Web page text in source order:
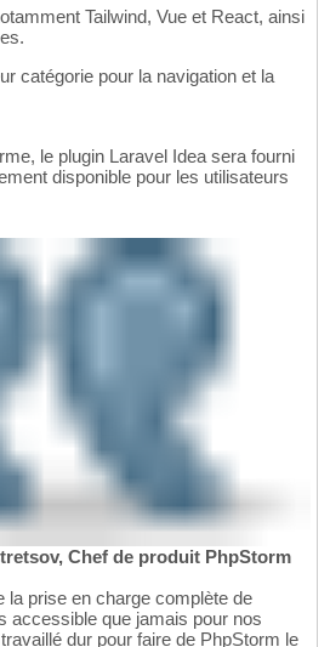
Tailwind, Vue et React, ainsi
catégorie pour la navigation et la
le plugin Laravel Idea sera fourni
disponible pour les utilisateurs
Chef de produit PhpStorm
la prise en charge complète de
accessible que jamais pour nos
dur pour faire de PhpStorm le